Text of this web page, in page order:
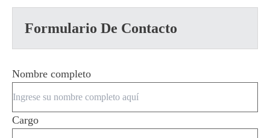
Formulario De Contacto
Nombre completo
Cargo